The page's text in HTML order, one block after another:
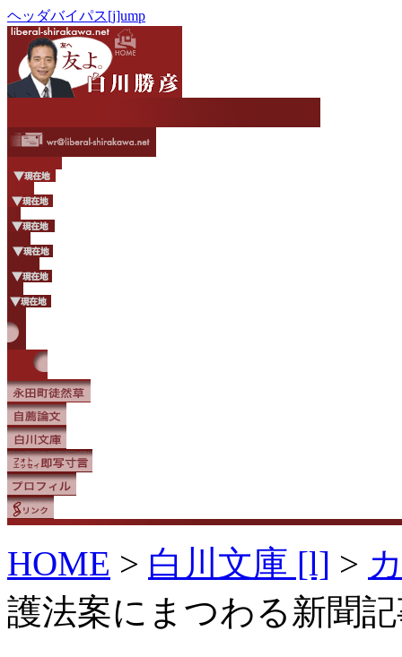
ヘッダバイパス[j]ump
HOME > 白川文庫 [l] >
護法案にまつわる新聞